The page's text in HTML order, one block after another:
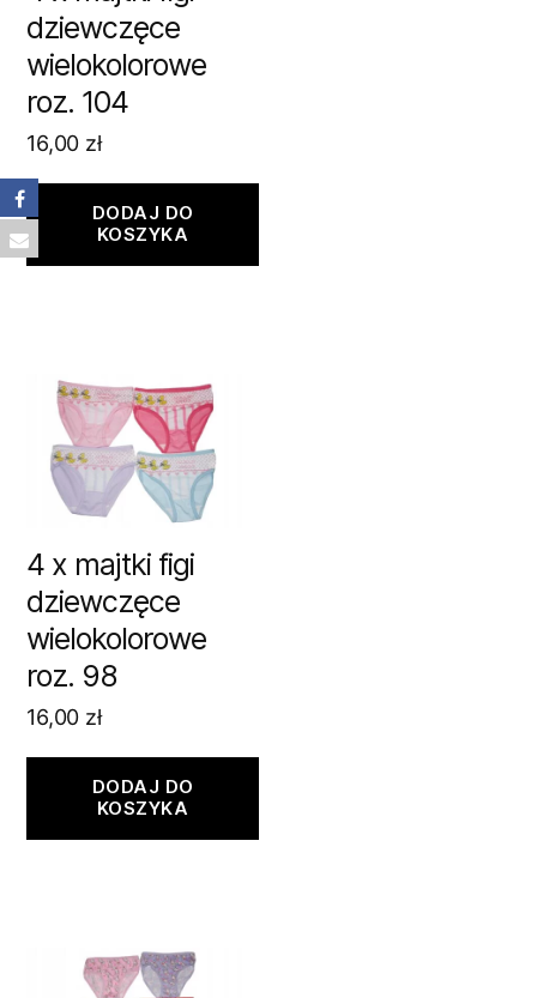
dziewczęce
wielokolorowe
roz. 104
16,00 zł
DODAJ DO
KOSZYKA
4 x majtki figi
dziewczęce
wielokolorowe
roz. 98
16,00 zł
DODAJ DO
KOSZYKA